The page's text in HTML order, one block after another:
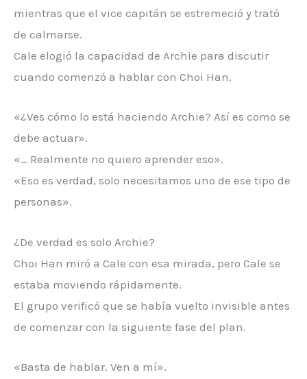
mientras que el vice capitán se estremeció y trató
de calmarse.
Cale elogió la capacidad de Archie para discutir
cuando comenzó a hablar con Choi Han.
«¿Ves cómo lo está haciendo Archie? Así es como se
debe actuar».
«… Realmente no quiero aprender eso».
«Eso es verdad, solo necesitamos uno de ese tipo de
personas».
¿De verdad es solo Archie?
Choi Han miró a Cale con esa mirada, pero Cale se
estaba moviendo rápidamente.
El grupo verificó que se había vuelto invisible antes
de comenzar con la siguiente fase del plan.
«Basta de hablar. Ven a mí».